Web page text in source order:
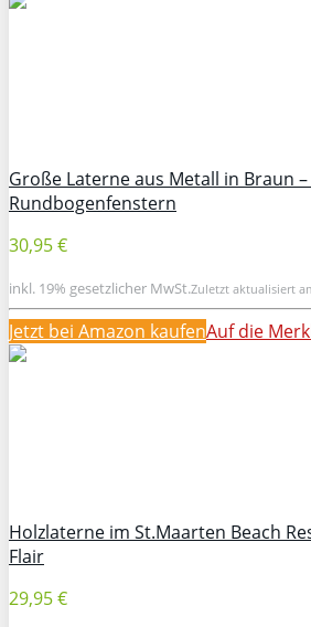
Große Laterne aus Metall in Braun
Rundbogenfenstern
30,95 €
inkl. 19% gesetzlicher MwSt.Zuletzt aktualisiert
Jetzt bei Amazon kaufenAuf die
Holzlaterne im St.Maarten Beach
Flair
29,95 €